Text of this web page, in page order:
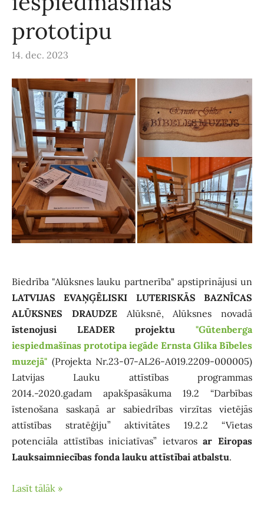
prototipu
14. dec. 2023
Biedrība "Alūksnes lauku partnerība" apstiprinājusi un
LATVIJAS EVAŅĢĒLISKI LUTERISKĀS BAZNĪCAS
ALŪKSNES DRAUDZEAlūksnē, Alūksnes novadā
īstenojusi LEADER projektu "Gūtenberga
iespiedmašīnas prototipa iegāde Ernsta Glika Bībeles
muzejā" (Projekta Nr.23-07-AL26-A019.2209-000005)
Latvijas Lauku attīstības programmas
2014.-2020.gadam apakšpasākuma 19.2 “Darbības
īstenošana saskaņā ar sabiedrības virzītas vietējās
attīstības stratēģiju” aktivitātes 19.2.2 “Vietas
potenciāla attīstības iniciatīvas” ietvarosar Eiropas
Lauksaimniecības fonda lauku attīstībai atbalstu.
Lasīt tālāk »